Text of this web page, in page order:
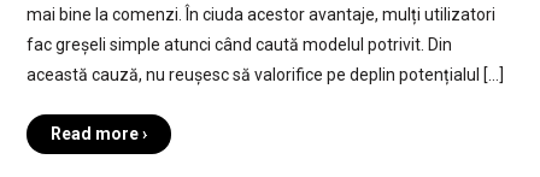
mai bine la comenzi. În ciuda acestor avantaje, mulți utilizatori
fac greșeli simple atunci când caută modelul potrivit. Din
această cauză, nu reușesc să valorifice pe deplin potențialul […]
Read more ›